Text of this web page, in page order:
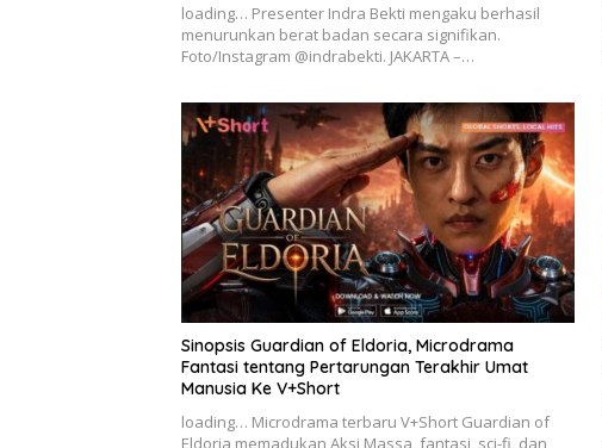
loading… Presenter Indra Bekti mengaku berhasil
menurunkan berat badan secara signifikan.
Foto/Instagram @indrabekti. JAKARTA –…
Sinopsis Guardian of Eldoria, Microdrama
Fantasi tentang Pertarungan Terakhir Umat
Manusia Ke V+Short
loading… Microdrama terbaru V+Short Guardian of
Eldoria memadukan Aksi Massa, fantasi, sci-fi, dan